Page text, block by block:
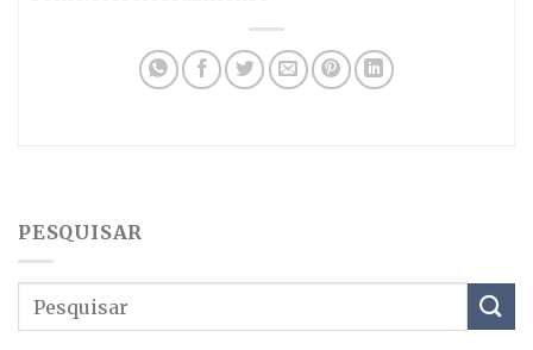
PESQUISAR